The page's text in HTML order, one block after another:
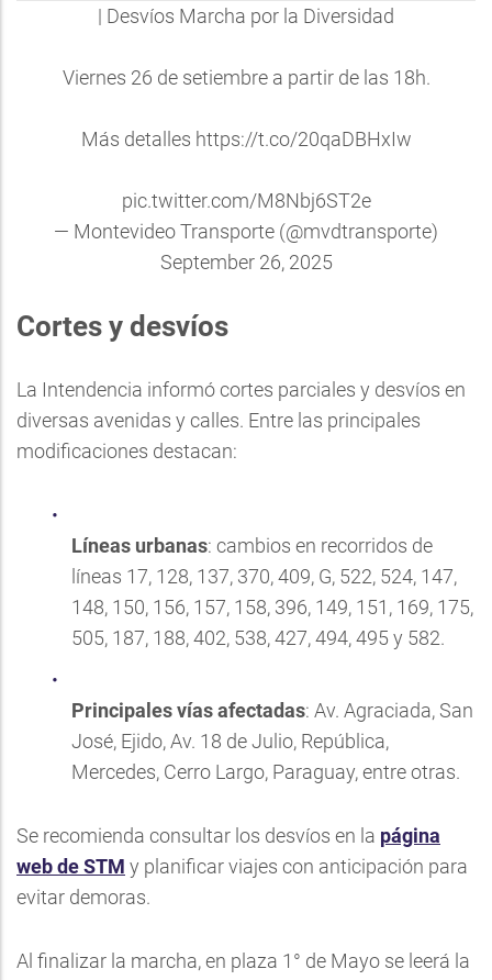
| Desvíos Marcha por la Diversidad
Viernes 26 de setiembre a partir de las 18h.
Más detalles https://t.co/20qaDBHxIw
pic.twitter.com/M8Nbj6ST2e
— Montevideo Transporte (@mvdtransporte)
September 26, 2025
Cortes y desvíos
La Intendencia informó cortes parciales y desvíos en
diversas avenidas y calles. Entre las principales
modificaciones destacan:
Líneas urbanas: cambios en recorridos de
líneas 17, 128, 137, 370, 409, G, 522, 524, 147,
148, 150, 156, 157, 158, 396, 149, 151, 169, 175,
505, 187, 188, 402, 538, 427, 494, 495 y 582.
Principales vías afectadas: Av. Agraciada, San
José, Ejido, Av. 18 de Julio, República,
Mercedes, Cerro Largo, Paraguay, entre otras.
Se recomienda consultar los desvíos en la página
web de STM y planificar viajes con anticipación para
evitar demoras.
Al finalizar la marcha, en plaza 1° de Mayo se leerá la